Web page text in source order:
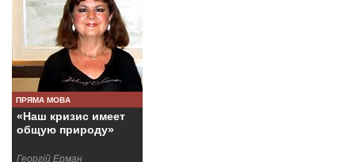
ПРЯМА МОВА
«Наш кризис имеет
общую природу»
Георгій Ерман